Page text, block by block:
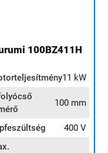
100BZ411H
11 kW
100 mm
400 V